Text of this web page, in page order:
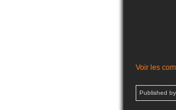
Voir les
Published